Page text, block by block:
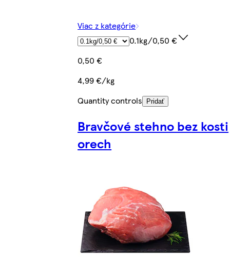
Viac z kategórie
0.1kg/0,50 €
0,50 €
4,99 €/kg
Quantity controls
Pridať
Bravčové stehno bez kosti
orech